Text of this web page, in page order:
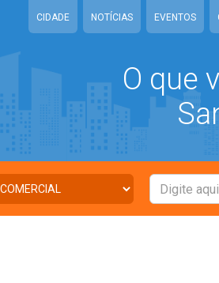
CIDADE NOTÍCIAS EVENTOS
O que